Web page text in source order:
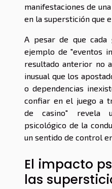
manifestaciones de
en la superstición que
A pesar de que
ejemplo de "eventos
resultado anterior no
inusual que los
o dependencias
confiar en el juego a
de casino" revela
psicológico de la
un sentido de control
El impacto
las